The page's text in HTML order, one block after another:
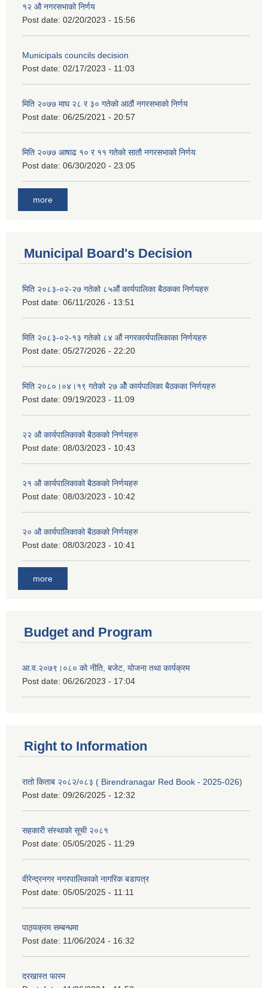
१२ औ नगरसभाको निर्णय
Post date: 02/20/2023 - 15:56
Municipals councils decision
Post date: 02/17/2023 - 11:03
मिति २०७७ माघ २८ र ३० गतेको आठौं नगरसभाको निर्णय
Post date: 06/25/2021 - 20:57
मिति २०७७ आषाढ १० र ११ गतेको सातौ नगरसभाको निर्णय
Post date: 06/30/2020 - 23:05
more
Municipal Board's Decision
मिति २०८३-०२-२७ गतेको ८५औं कार्यपालिका बैठकका निर्णयहरु
Post date: 06/11/2026 - 13:51
मिति २०८३-०२-१३ गतेको ८४ औं नगरकार्यपालिकाका निर्णयहरु
Post date: 05/27/2026 - 22:20
मिति २०८०।०४।१९ गतेको २७ ‌‍‌ओेै कार्यपालिका बैठकका निर्णयहरु
Post date: 09/19/2023 - 11:09
२‍२ औ कार्यपालिकाको बैठकको निर्णयहरु
Post date: 08/03/2023 - 10:43
२‍१ औ कार्यपालिकाको बैठकको निर्णयहरु
Post date: 08/03/2023 - 10:42
२‍० औ कार्यपालिकाको बैठकको निर्णयहरु
Post date: 08/03/2023 - 10:41
more
Budget and Program
आ.व.२०७९।०८० को नीति, बजेट, योजना तथा कार्यक्रम
Post date: 06/26/2023 - 17:04
Right to Information
रातो किताब २०८२/०८३ ( Birendranagar Red Book - 2025-026)
Post date: 09/26/2025 - 12:32
सहकारी संस्थाको सूची २०८१
Post date: 05/05/2025 - 11:29
वीरेन्द्रनगर नगरपालिकाको नागरिक बडापत्र
Post date: 05/05/2025 - 11:11
पाठ्यक्रम सम्बन्धमा
Post date: 11/06/2024 - 16:32
दरखास्त फारम